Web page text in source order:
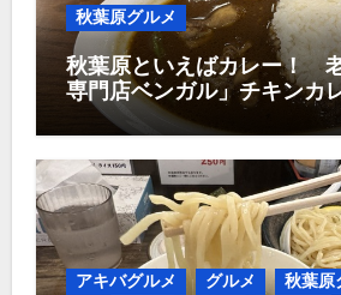
秋葉原グルメ
秋葉原といえばカレー！
専門店ベンガル」チキンカ
アキバグルメ グルメ 秋葉原